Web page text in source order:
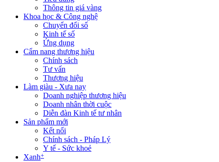
Thông tin giá vàng
Khoa học & Công nghệ
Chuyển đổi số
Kinh tế số
Ứng dụng
Cẩm nang thương hiệu
Chính sách
Tư vấn
Thương hiệu
Làm giàu - Xưa nay
Doanh nghiệp thương hiệu
Doanh nhân thời cuộc
Diễn đàn Kinh tế tư nhân
Sản phẩm mới
Kết nối
Chính sách - Pháp Lý
Y tế - Sức khoẻ
Xanh+